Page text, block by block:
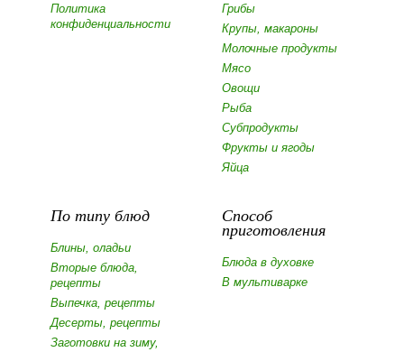
Политика
конфиденциальности
Грибы
Крупы, макароны
Молочные продукты
Мясо
Овощи
Рыба
Субпродукты
Фрукты и ягоды
Яйца
По типу блюд
Блины, оладьи
Вторые блюда,
рецепты
Выпечка, рецепты
Десерты, рецепты
Заготовки на зиму,
Способ
приготовления
Блюда в духовке
В мультиварке